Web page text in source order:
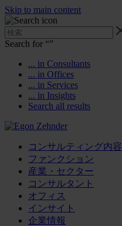
Skip to main content
Search for “”
... in Consultants
... in Offices
... in Services
... in Insights
Search all results
コンサルティング内容
ファンクション
産業・セクター
コンサルタント
オフィス
インサイト
企業情報